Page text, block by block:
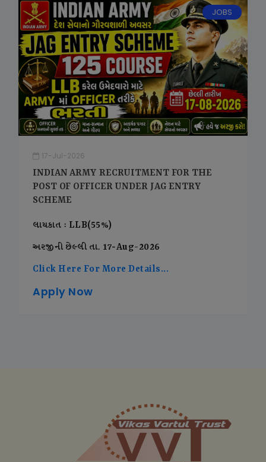
JOBS
17-Jul-2026
INDIAN ARMY RECRUITMENT FOR THE
POST OF OFFICER UNDER JAG ENTRY
SCHEME
લાયકાત : LLB(55%)
અરજીની છેલ્લી તા. 17-Aug-2026
Click Here For More Details...
Apply Now